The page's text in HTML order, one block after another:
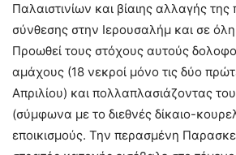
Παλαιστινίων και βίαιης αλλαγής
σύνθεσης στην Ιερουσαλήμ και σε
Προωθεί τους στόχους αυτούς
αμάχους (18 νεκροί μόνο τις δύο
Απριλίου) και πολλαπλασιάζοντας
(σύμφωνα με το διεθνές δίκαιο-
εποικισμούς. Την περασμένη